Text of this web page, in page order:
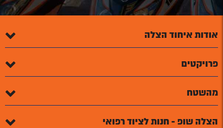
אודות איחוד הצלה
פרויקטים
מהשטח
הצלה שופ - חנות לציוד רפואי